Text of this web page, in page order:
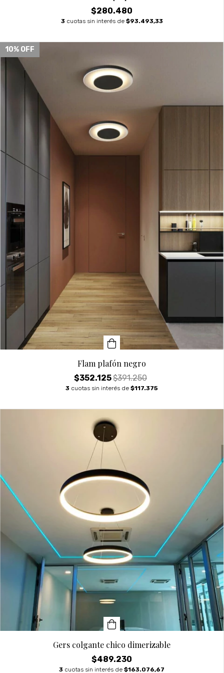
$280.480
3 cuotas sin interés de $93.493,33
10% OFF
Flam plafón negro
$352.125$391.250
3 cuotas sin interés de $117.375
Gers colgante chico dimerizable
$489.230
3 cuotas sin interés de $163.076,67